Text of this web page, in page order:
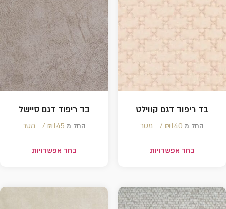
בד ריפוד דגם קווילט
החל מ ₪140 /‏‏‎ ‎- מטר
בחר אפשרויות
בד ריפוד דגם סיישל
החל מ ₪145 /‏‏‎ ‎- מטר
בחר אפשרויות